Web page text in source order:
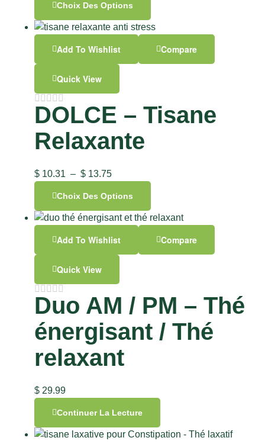
Choix Des Options
Add To Wishlist Compare
Quick View
DOLCE – Tisane
Relaxante
$ 10.31 – $ 13.75
Choix Des Options
Add To Wishlist Compare
Quick View
Duo AM / PM – Thé
énergisant / Thé
relaxant
$ 29.99
Continuer La Lecture